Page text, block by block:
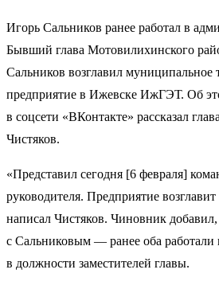
Игорь Сальников ранее работал в
Бывший глава Мотовилихинского
Сальников возглавил муниципальное
предприятие в Ижевске ИжГЭТ. Об
в соцсети «ВКонтакте» рассказал
Чистяков.
«Представил сегодня [6 февраля]
руководителя. Предприятие
написал Чистяков. Чиновник
с Сальниковым — ранее оба
в должности заместителей главы.